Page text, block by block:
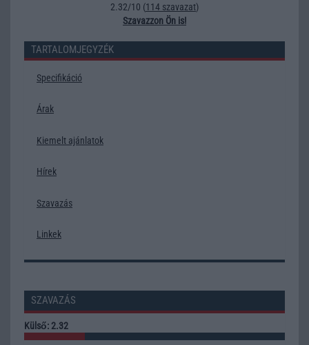
2.32/10 (114 szavazat)
Szavazzon Ön is!
TARTALOMJEGYZÉK
Specifikáció
Árak
Kiemelt ajánlatok
Hírek
Szavazás
Linkek
SZAVAZÁS
Külső: 2.32